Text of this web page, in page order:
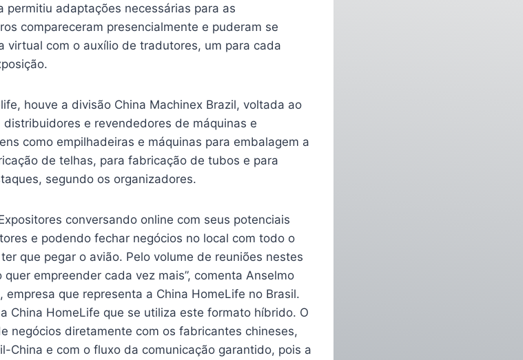
permitiu adaptações necessárias para as
compareceram presencialmente e puderam se
virtual com o auxílio de tradutores, um para cada
houve a divisão China Machinex Brazil, voltada ao
e revendedores de máquinas e
como empilhadeiras e máquinas para embalagem a
de telhas, para fabricação de tubos e para
segundo os organizadores.
conversando online com seus potenciais
e podendo fechar negócios no local com todo o
que pegar o avião. Pelo volume de reuniões nestes
empreender cada vez mais”, comenta Anselmo
empresa que representa a China HomeLife no Brasil.
China HomeLife que se utiliza este formato híbrido. O
negócios diretamente com os fabricantes chineses,
China e com o fluxo da comunicação garantido, pois a